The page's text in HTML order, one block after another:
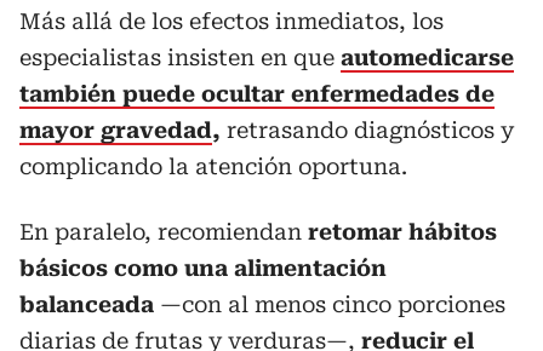
Más allá de los efectos inmediatos, los
especialistas insisten en que automedicarse
también puede ocultar enfermedades de
mayor gravedad, retrasando diagnósticos y
complicando la atención oportuna.
En paralelo, recomiendan retomar hábitos
básicos como una alimentación
balanceada —con al menos cinco porciones
diarias de frutas y verduras—, reducir el